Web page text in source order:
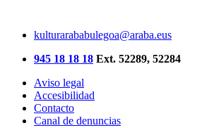
kulturarababulegoa@araba.eus
945 18 18 18 Ext. 52289, 52284
Aviso legal
Accesibilidad
Contacto
Canal de denuncias